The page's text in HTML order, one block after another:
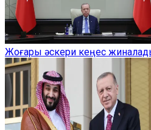
Жоғары әскери кеңес